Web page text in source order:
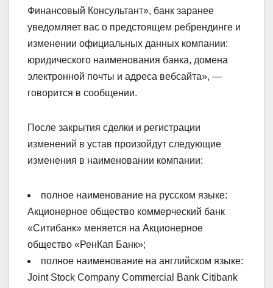
Финансовый Консультант», банк заранее
уведомляет вас о предстоящем ребрендинге и
изменении официальных данных компании:
юридического наименования банка, домена
электронной почты и адреса вебсайта», —
говорится в сообщении.
После закрытия сделки и регистрации
изменений в устав произойдут следующие
изменения в наименовании компании:
полное наименование на русском языке:
Акционерное общество коммерческий банк
«Ситибанк» меняется на Акционерное
общество «РенКап Банк»;
полное наименование на английском языке:
Joint Stock Company Commercial Bank Citibank